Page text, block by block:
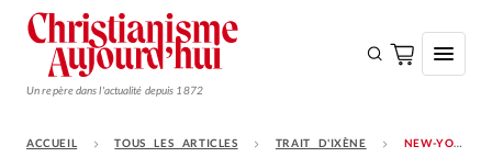
Un repère dans l'actualité depuis 1872
S'ABONNER
ACCUEIL TOUS LES ARTICLES TRAIT D'IXÈNE NEW-YORK SUFFOQUE SOUS UN CIEL DE PARTICULES